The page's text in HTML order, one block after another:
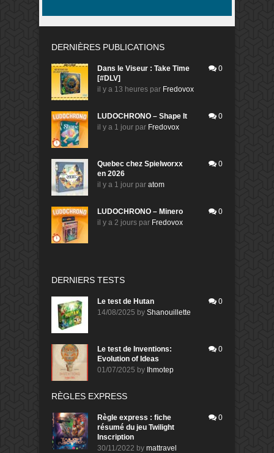
DERNIÈRES PUBLICATIONS
Dans le Viseur : Take Time
[#DLV]
il y a 13 heures par Fredovox
0
LUDOCHRONO – Shape It
il y a 1 jour par Fredovox
0
Quebec chez Spielworxx
en 2026
il y a 1 jour par atom
0
LUDOCHRONO – Minero
il y a 2 jours par Fredovox
0
DERNIERS TESTS
Le test de Hutan
14/08/2025 by Shanouillette
0
Le test de Inventions:
Evolution of Ideas
01/07/2025 by Ihmotep
0
RÈGLES EXPRESS
Règle express : fiche
résumé du jeu Twilight
Inscription
30/11/2022 by mattravel
0